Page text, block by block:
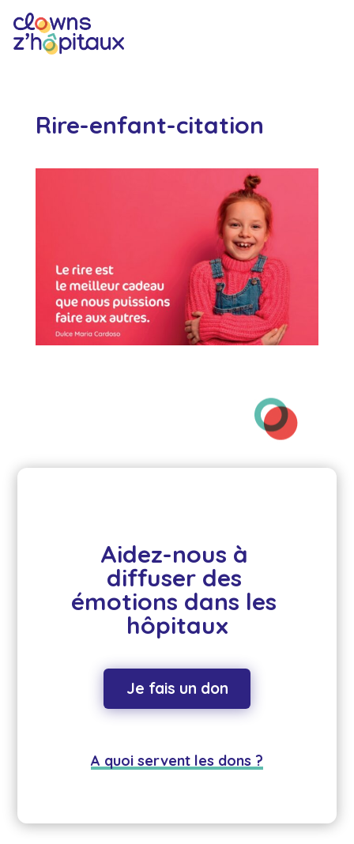
Rire-enfant-citation
Aidez-nous à
diffuser des
émotions dans les
hôpitaux
Je fais un don
A quoi servent les dons ?